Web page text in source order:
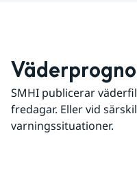
SMHI publicerar
fredagar. Eller vid
varningssituationer.